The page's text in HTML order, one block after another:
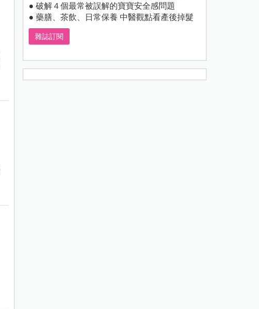
● 破解４個最常被誤解的寶寶安全感問題
● 藥膳、茶飲、日常保養 中醫觀點看產後掉髮
雜誌訂閱